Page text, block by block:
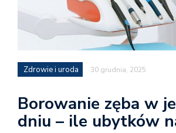
Zdrowie i uroda 30 grudnia, 2025
Borowanie zęba w
dniu – ile ubytków